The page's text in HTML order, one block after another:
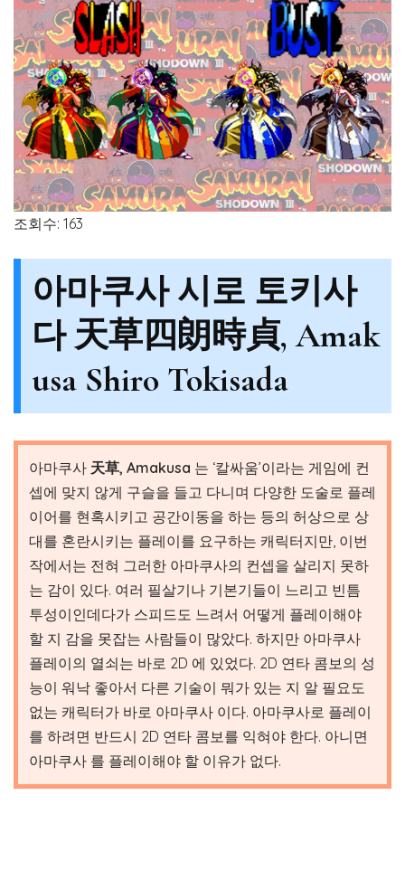
조회수: 163
아마쿠사 시로 토키사
다天草四朗時貞, Amak
usa Shiro Tokisada
아마쿠사 天草, Amakusa 는 ‘칼싸움’이라는 게임에 컨
셉에 맞지 않게 구슬을 들고 다니며 다양한 도술로 플레
이어를 현혹시키고 공간이동을 하는 등의 허상으로 상
대를 혼란시키는 플레이를 요구하는 캐릭터지만, 이번
작에서는 전혀 그러한 아마쿠사의 컨셉을 살리지 못하
는 감이 있다. 여러 필살기나 기본기들이 느리고 빈틈
투성이인데다가 스피드도 느려서 어떻게 플레이해야
할 지 감을 못잡는 사람들이 많았다. 하지만 아마쿠사
플레이의 열쇠는 바로 2D 에 있었다. 2D 연타 콤보의 성
능이 워낙 좋아서 다른 기술이 뭐가 있는 지 알 필요도
없는 캐릭터가 바로 아마쿠사 이다. 아마쿠사로 플레이
를 하려면 반드시 2D 연타 콤보를 익혀야 한다. 아니면
아마쿠사 를 플레이해야 할 이유가 없다.